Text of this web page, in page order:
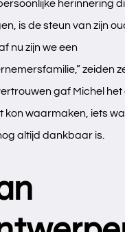
herinnering
is de steun van zijn
nu zijn we een
zeiden
gaf Michel
kon waarmaken, iets
altijd dankbaar is.